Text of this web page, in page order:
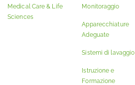
Medical Care & Life
Sciences
Monitoraggio
Apparecchiature
Adeguate
Sistemi di lavaggio
Istruzione e
Formazione